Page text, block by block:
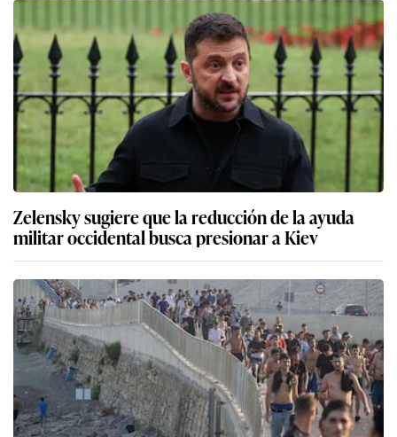
Zelensky sugiere que la reducción de la ayuda
militar occidental busca presionar a Kiev